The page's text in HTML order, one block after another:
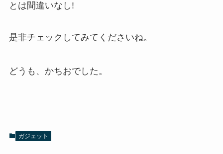
とは間違いなし!
是非チェックしてみてくださいね。
どうも、かちおでした。
ガジェット